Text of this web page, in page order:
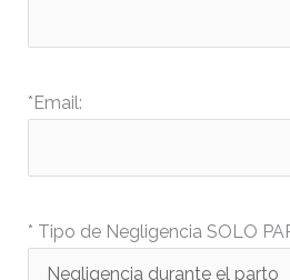
*Email:
* Tipo de Negligencia SOLO